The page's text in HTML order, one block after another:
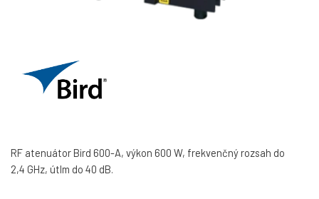
RF atenuátor Bird 600-A, výkon 600 W, frekvenčný rozsah do
2,4 GHz, útlm do 40 dB.